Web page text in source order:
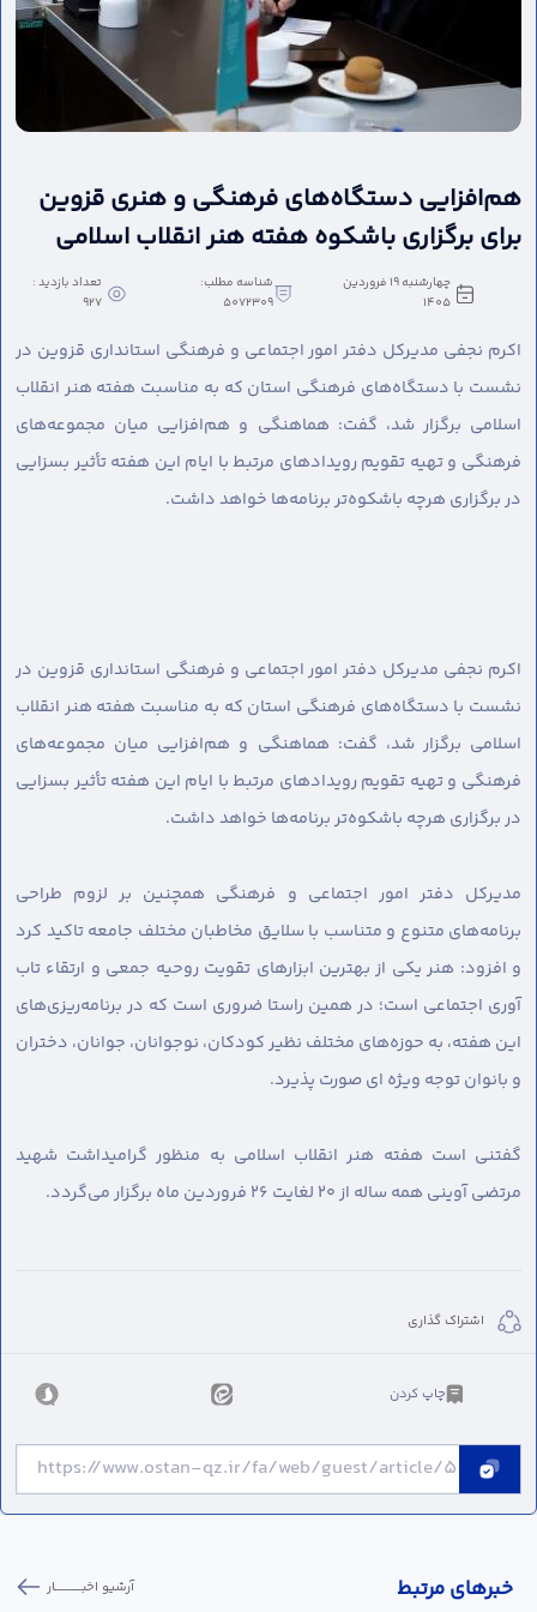
هم‌افزایی دستگاه‌های فرهنگی و هنری قزوین
برای برگزاری باشکوه هفته هنر انقلاب اسلامی
چهارشنبه 19 فروردین
1405
شناسه مطلب:
5072309
تعداد بازدید :
927
اکرم نجفی مدیرکل دفتر امور اجتماعی و فرهنگی استانداری قزوین در
نشست با دستگاه‌های فرهنگی استان که به مناسبت هفته هنر انقلاب
اسلامی برگزار شد، گفت: هماهنگی و هم‌افزایی میان مجموعه‌های
فرهنگی و تهیه تقویم رویدادهای مرتبط با ایام این هفته تأثیر بسزایی
در برگزاری هرچه باشکوه‌تر برنامه‌ها خواهد داشت.
اکرم نجفی مدیرکل دفتر امور اجتماعی و فرهنگی استانداری قزوین در
نشست با دستگاه‌های فرهنگی استان که به مناسبت هفته هنر انقلاب
اسلامی برگزار شد، گفت: هماهنگی و هم‌افزایی میان مجموعه‌های
فرهنگی و تهیه تقویم رویدادهای مرتبط با ایام این هفته تأثیر بسزایی
در برگزاری هرچه باشکوه‌تر برنامه‌ها خواهد داشت.
مدیرکل دفتر امور اجتماعی و فرهنگی همچنین بر لزوم طراحی
برنامه‌های متنوع و متناسب با سلایق مخاطبان مختلف جامعه تاکید کرد
و افزود: هنر یکی از بهترین ابزارهای تقویت روحیه جمعی و ارتقاء تاب
آوری اجتماعی است؛ در همین راستا ضروری است که در برنامه‌ریزی‌های
این هفته، به حوزه‌های مختلف نظیر کودکان، نوجوانان، جوانان، دختران
و بانوان توجه ویژه ای صورت پذیرد.
گفتنی است هفته هنر انقلاب اسلامی به منظور گرامیداشت شهید
مرتضی آوینی همه ساله از ۲۰ لغایت ۲۶ فروردین ماه برگزار می‌گردد.
اشتراک گذاری
چاپ کردن
خبر‌های مرتبط آرشیو اخبـــــــــــار